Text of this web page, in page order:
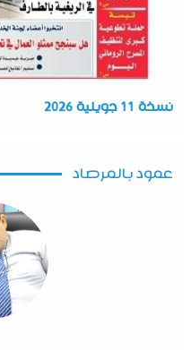
نسخة 11 جويلية 2026
عمود بالمرصاد